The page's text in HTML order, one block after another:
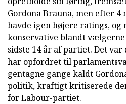
Gordona Brauna, men efter 4
havde igen højere ratings, og
konservative blandt vælgerne
sidste 14 år af partiet. Det var
har opfordret til
gentagne gange kaldt
politik, kraftigt kritiserede
for Labour-partiet.